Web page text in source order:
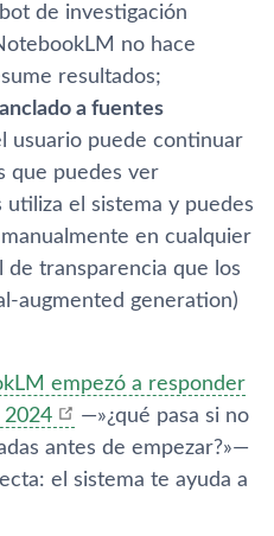
de investigación
no hace
resultados;
anclado a fuentes
usuario puede continuar
que puedes ver
el sistema y puedes
en cualquier
de transparencia que los
augmented generation)
empezó a responder
2024
—»¿qué pasa si no
antes de empezar?»—
el sistema te ayuda a